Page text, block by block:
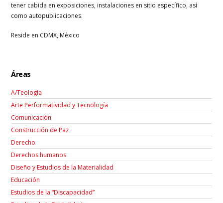
tener cabida en exposiciones, instalaciones en sitio específico, así
como autopublicaciones.
Reside en CDMX, México
Áreas
A/Teología
Arte Performatividad y Tecnología
Comunicación
Construcción de Paz
Derecho
Derechos humanos
Diseño y Estudios de la Materialidad
Educación
Estudios de la “Discapacidad”